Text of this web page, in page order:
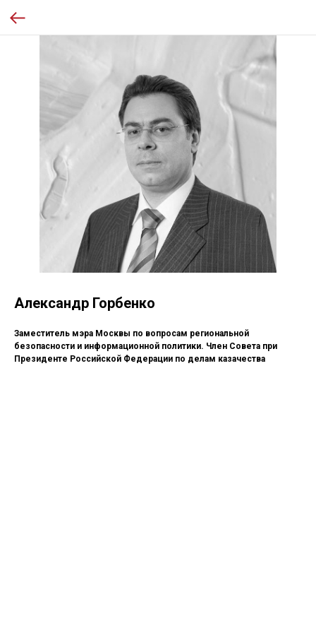
Александр Горбенко
Заместитель мэра Москвы по вопросам региональной
безопасности и информационной политики. Член Совета при
Президенте Российской Федерации по делам казачества